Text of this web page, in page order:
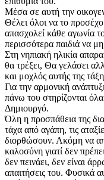
Μέσα σε αυτή την
Θέλει όλοι να το
απασχολεί κάθε αγωνία
περισσότερα παιδιά να
Στη νηπιακή ηλικία
θα τρέξει, Θα γελάσει
και μοχλός αυτής της
Για την αρμονική
πάνω του στηρίζονται
Δημιουργό.
Όλη η προσπάθεια της
τάχα από αγάπη, τις
διορθώσουν. Ακόμη να
καλοσύνη γιατί δεν
δεν πεινάει, δεν είναι
απαιτήσεις του. Φυσικά